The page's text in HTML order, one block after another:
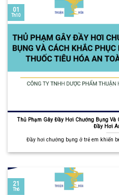
Thủ Phạm Gây Đầy Hơi Chướng Bụng Và
Đầy Hơi
Đầy hơi chướng bụng ở trẻ em khiến
01
Th10
21
Th6